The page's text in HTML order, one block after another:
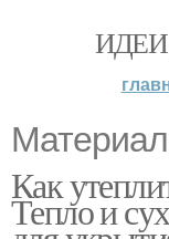
Как
Тепло и